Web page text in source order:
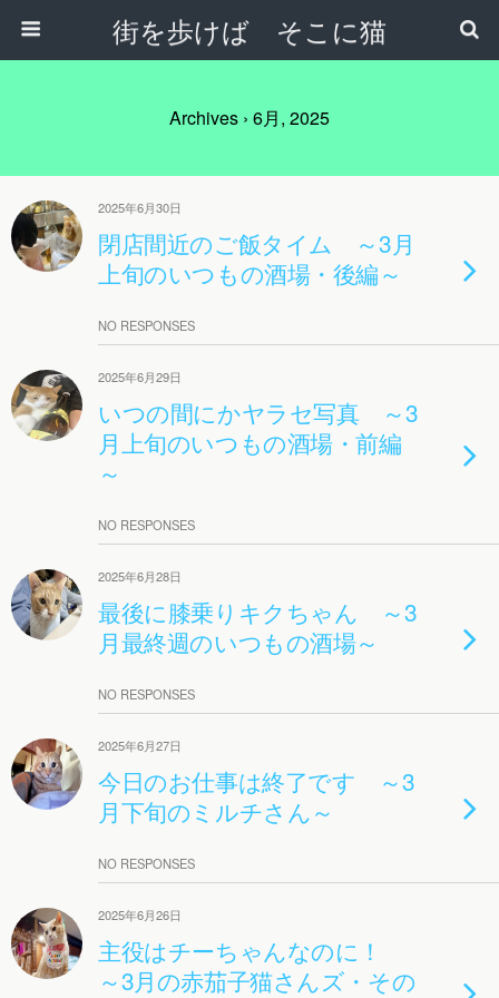
街を歩けば そこに猫
Archives › 6月, 2025
2025年6月30日
閉店間近のご飯タイム ～3月
上旬のいつもの酒場・後編～
NO RESPONSES
2025年6月29日
いつの間にかヤラセ写真 ～3
月上旬のいつもの酒場・前編
～
NO RESPONSES
2025年6月28日
最後に膝乗りキクちゃん ～3
月最終週のいつもの酒場～
NO RESPONSES
2025年6月27日
今日のお仕事は終了です ～3
月下旬のミルチさん～
NO RESPONSES
2025年6月26日
主役はチーちゃんなのに！
～3月の赤茄子猫さんズ・その